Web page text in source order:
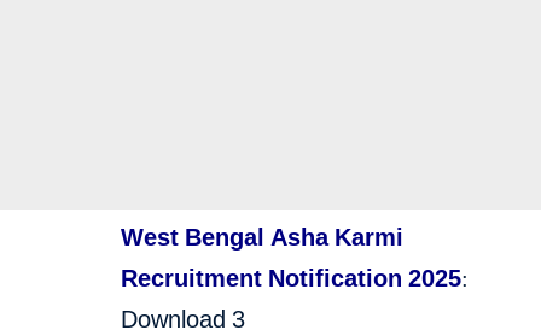
West Bengal Asha Karmi
Recruitment Notification 2025:
Download 3